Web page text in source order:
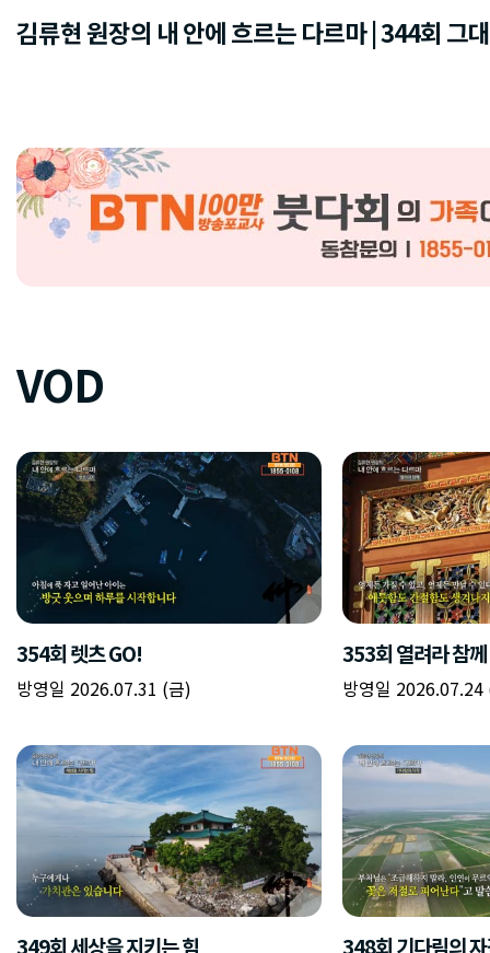
김류현 원장의 내 안에 흐르는 다르마 | 344회 그